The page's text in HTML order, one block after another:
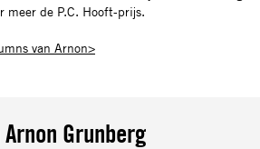
meer de P.C. Hooft-prijs.
van Arnon>
Grunberg